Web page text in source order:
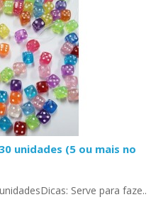
unidades (5 ou mais no
Serve para faze..